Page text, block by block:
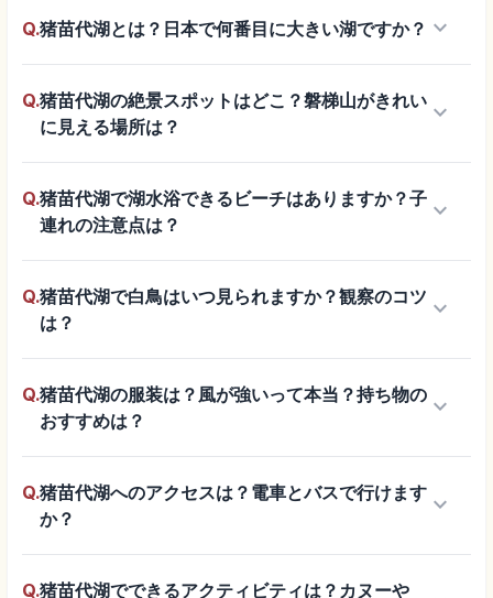
Q.猪苗代湖とは？日本で何番目に大きい湖ですか？ keyboard_arrow_down
Q.猪苗代湖の絶景スポットはどこ？磐梯山がきれい
に見える場所は？
keyboard_arrow_down
Q.猪苗代湖で湖水浴できるビーチはありますか？子
連れの注意点は？
keyboard_arrow_down
Q.猪苗代湖で白鳥はいつ見られますか？観察のコツ
は？
keyboard_arrow_down
Q.猪苗代湖の服装は？風が強いって本当？持ち物の
おすすめは？
keyboard_arrow_down
Q.猪苗代湖へのアクセスは？電車とバスで行けます
か？
keyboard_arrow_down
Q.猪苗代湖でできるアクティビティは？カヌーや